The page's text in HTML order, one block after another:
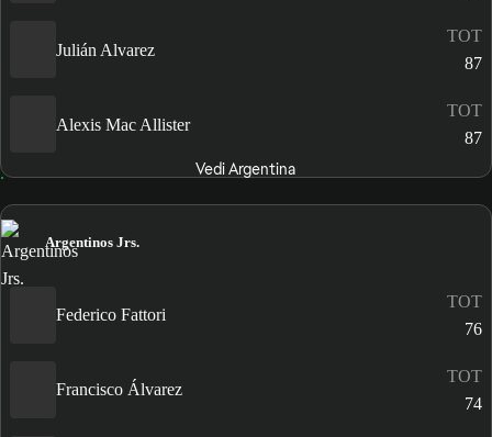
Julián Alvarez
TOT
87
Alexis Mac Allister
TOT
87
Vedi Argentina
Argentinos Jrs.
Federico Fattori
TOT
76
Francisco Álvarez
TOT
74